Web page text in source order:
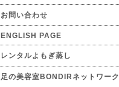
お問い合わせ
ENGLISH PAGE
レンタルよもぎ蒸し
足の美容室BONDIRネットワーク